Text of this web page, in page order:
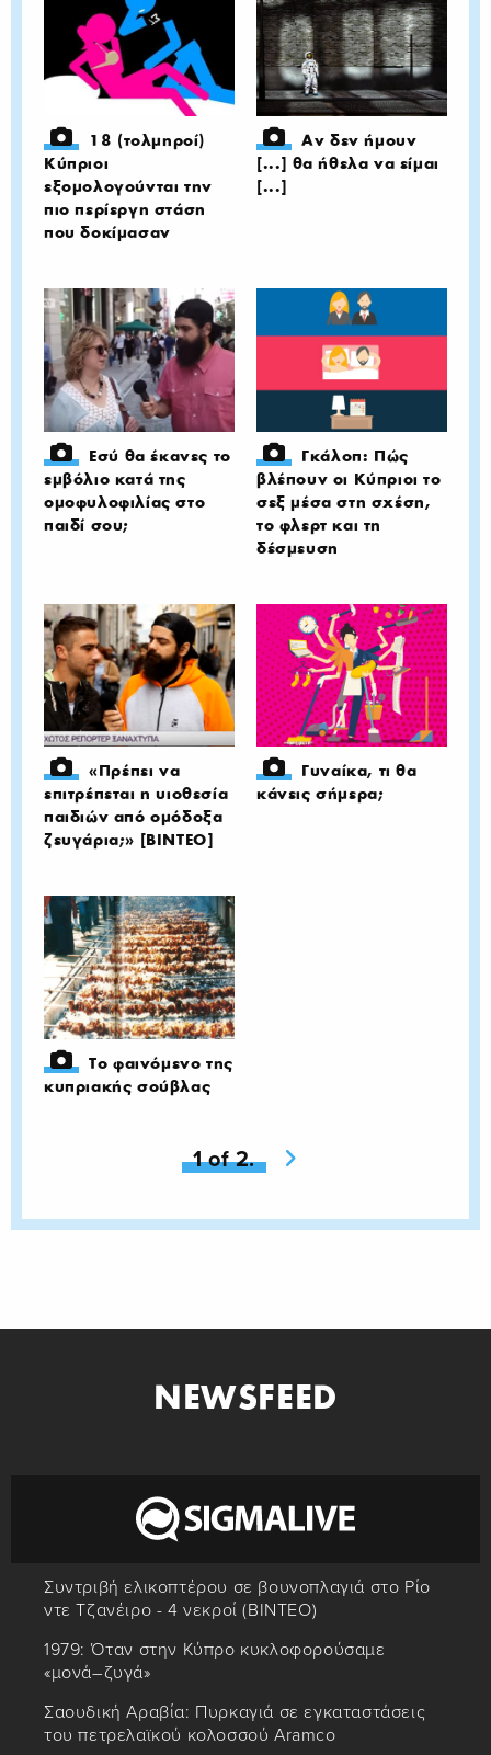
18 (τολμηροί)
Κύπριοι
εξομολογούνται την
πιο περίεργη στάση
που δοκίμασαν
Αν δεν ήμουν
[...] θα ήθελα να είμαι
[...]
Εσύ θα έκανες το
εμβόλιο κατά της
ομοφυλοφιλίας στο
παιδί σου;
Γκάλοπ: Πώς
βλέπουν οι Κύπριοι το
σεξ μέσα στη σχέση,
το φλερτ και τη
δέσμευση
«Πρέπει να
επιτρέπεται η υιοθεσία
παιδιών από ομόδοξα
ζευγάρια;» [ΒΙΝΤΕΟ]
Γυναίκα, τι θα
κάνεις σήμερα;
Το φαινόμενο της
κυπριακής σούβλας
You're on page
1 of 2. Next page
NEWSFEED
Συντριβή ελικοπτέρου σε βουνοπλαγιά στο Ρίο
ντε Τζανέιρο - 4 νεκροί (BINTEO)
1979: Όταν στην Κύπρο κυκλοφορούσαμε
«μονά–ζυγά»
Σαουδική Αραβία: Πυρκαγιά σε εγκαταστάσεις
του πετρελαϊκού κολοσσού Aramco